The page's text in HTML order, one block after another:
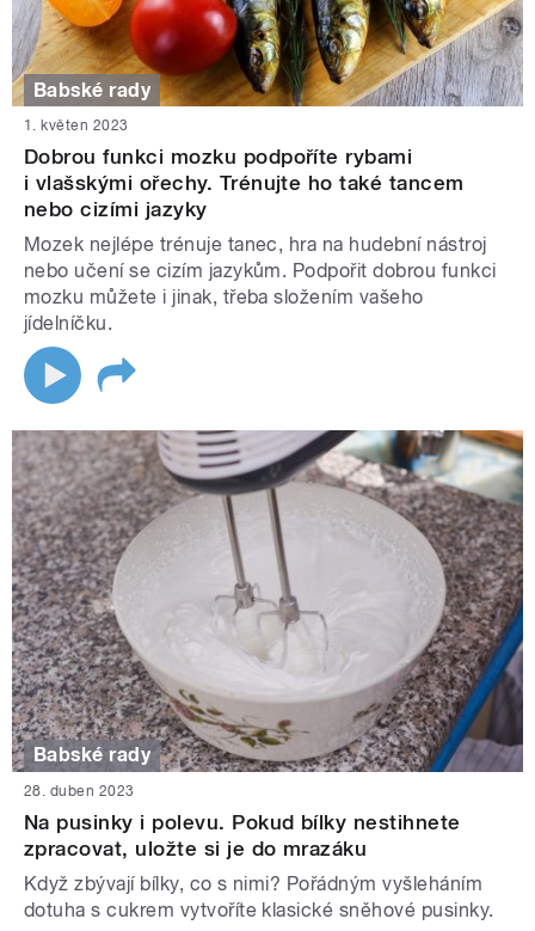
Babské rady
1. květen 2023
Dobrou funkci mozku podpoříte rybami
i vlašskými ořechy. Trénujte ho také tancem
nebo cizími jazyky
Mozek nejlépe trénuje tanec, hra na hudební nástroj
nebo učení se cizím jazykům. Podpořit dobrou funkci
mozku můžete i jinak, třeba složením vašeho
jídelníčku.
Babské rady
28. duben 2023
Na pusinky i polevu. Pokud bílky nestihnete
zpracovat, uložte si je do mrazáku
Když zbývají bílky, co s nimi? Pořádným vyšleháním
dotuha s cukrem vytvoříte klasické sněhové pusinky.